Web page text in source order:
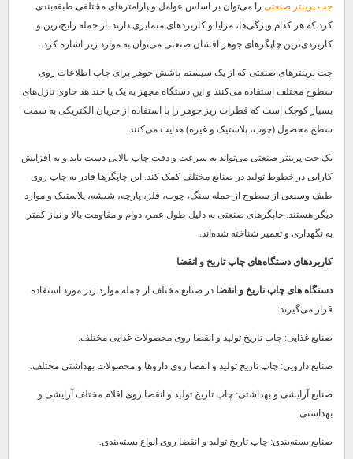
جت پرینتر صنعتی را می‌توان بر اساس عوامل و پارامترهای مختلفی طبقه‌بندی
کرد که هر کدام ویژگی‌ها، مزایا و کاربردهای متمایزی دارند. از جمله رایج‌ترین و
کاربردی‌ترین چاپگرهای جوهر افشان صنعتی می‌توان به موارد زیر اشاره کرد.
جت پرینترهای صنعتی که از یک سیستم پاشش جوهر برای چاپ اطلاعات روی
سطوح مختلف استفاده می‌کنند و این دستگاه مجهز به یک یا چند هد حاوی نازل‌های
بسیار کوچک است که قطرات ریز جوهر را با استفاده از جریان الکتریکی به سمت
سطح محصول (چوب، پلاستیک و غیره) هدایت می‌کنند.
یک جت پرینتر صنعتی می‌تواند به سرعت و دقت چاپ بالایی دست یابد و به افزایش
کارایی در خطوط تولید در صنایع مختلف کمک کند. این چاپگرها قادر به چاپ روی
طیف وسیعی از سطوح از جمله سنگ، چوب، فلز، پارچه، شیشه، پلاستیک و موارد
دیگر هستند. چاپگرهای صنعتی به دلیل طول عمر، دوام و مقاومت بالا و نیاز کمتر
به نگهداری و تعمیر شناخته شده‌اند.
کاربردهای دستگاه‌های چاپ تاریخ و انقضا
دستگاه های چاپ تاریخ و انقضا در صنایع مختلف از جمله موارد زیر مورد استفاده
قرار می‌گیرند:
صنایع غذایی: چاپ تاریخ تولید و انقضا روی محصولات غذایی مختلف.
صنایع دارویی: چاپ تاریخ تولید و انقضا روی داروها و محصولات بهداشتی مختلف.
صنایع آرایشی و بهداشتی: چاپ تاریخ تولید و انقضا روی اقلام مختلف آرایشی و
بهداشتی.
صنایع بسته‌بندی: چاپ تاریخ تولید و انقضا روی انواع بسته‌بندی.